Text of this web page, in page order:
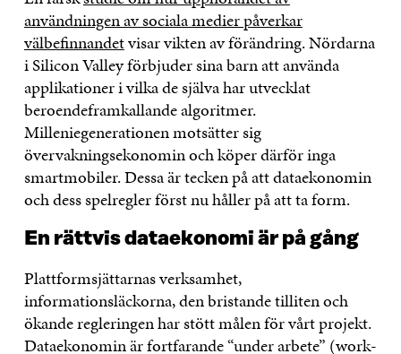
användningen av sociala medier påverkar
välbefinnandetvisar vikten av förändring. Nördarna
i Silicon Valley förbjuder sina barn att använda
applikationer i vilka de själva har utvecklat
beroendeframkallande algoritmer.
Milleniegenerationen motsätter sig
övervakningsekonomin och köper därför inga
smartmobiler. Dessa är tecken på att dataekonomin
och dess spelregler först nu håller på att ta form.
En rättvis dataekonomi är på gång
Plattformsjättarnas verksamhet,
informationsläckorna, den bristande tilliten och
ökande regleringen har stött målen för vårt projekt.
Dataekonomin är fortfarande “under arbete” (work-